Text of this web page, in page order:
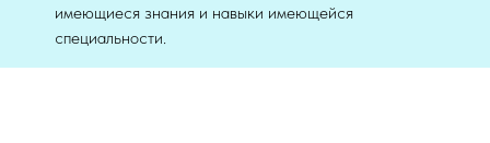
имеющиеся знания и навыки имеющейся
специальности.